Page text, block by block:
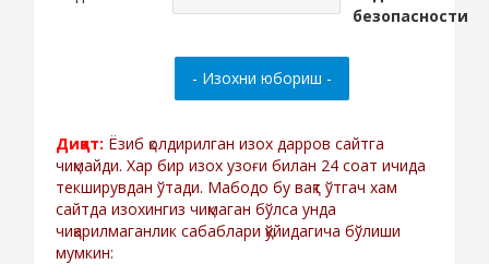
Диққат: Ёзиб қолдирилган изох дарров сайтга
чиқмайди. Хар бир изох узоғи билан 24 соат ичида
текширувдан ўтади. Мабодо бу вақт ўтгач хам
сайтда изохингиз чиқмаган бўлса унда
чиқарилмаганлик сабаблари қўйидагича бўлиши
мумкин: